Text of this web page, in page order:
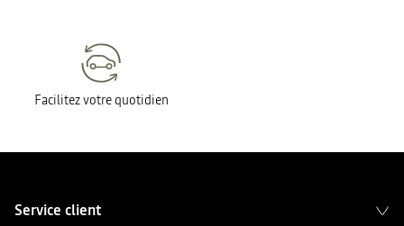
Facilitez votre quotidien
Service client